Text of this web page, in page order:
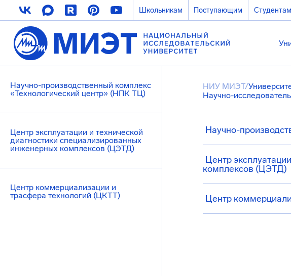
Школьникам Поступающим Студентам
Научно-производственный комплекс
«Технологический центр» (НПК ТЦ)
Центр эксплуатации и технической
диагностики специализированных
инженерных комплексов (ЦЭТД)
Центр коммерциализации и
трасфера технологий (ЦКТТ)
НИУ МИЭТ/
Научно-
Научно-
Центр
комплексов (ЦЭТД)
Центр